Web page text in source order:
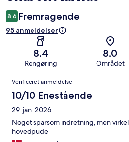
8,6 Fremragende
95 anmeldelser
8,4
Rengøring
8,0
Området
Anmeldelser
Verificeret anmeldelse
10/10 Enestående
29. jan. 2026
Noget sparsom indretning, men
hovedpude